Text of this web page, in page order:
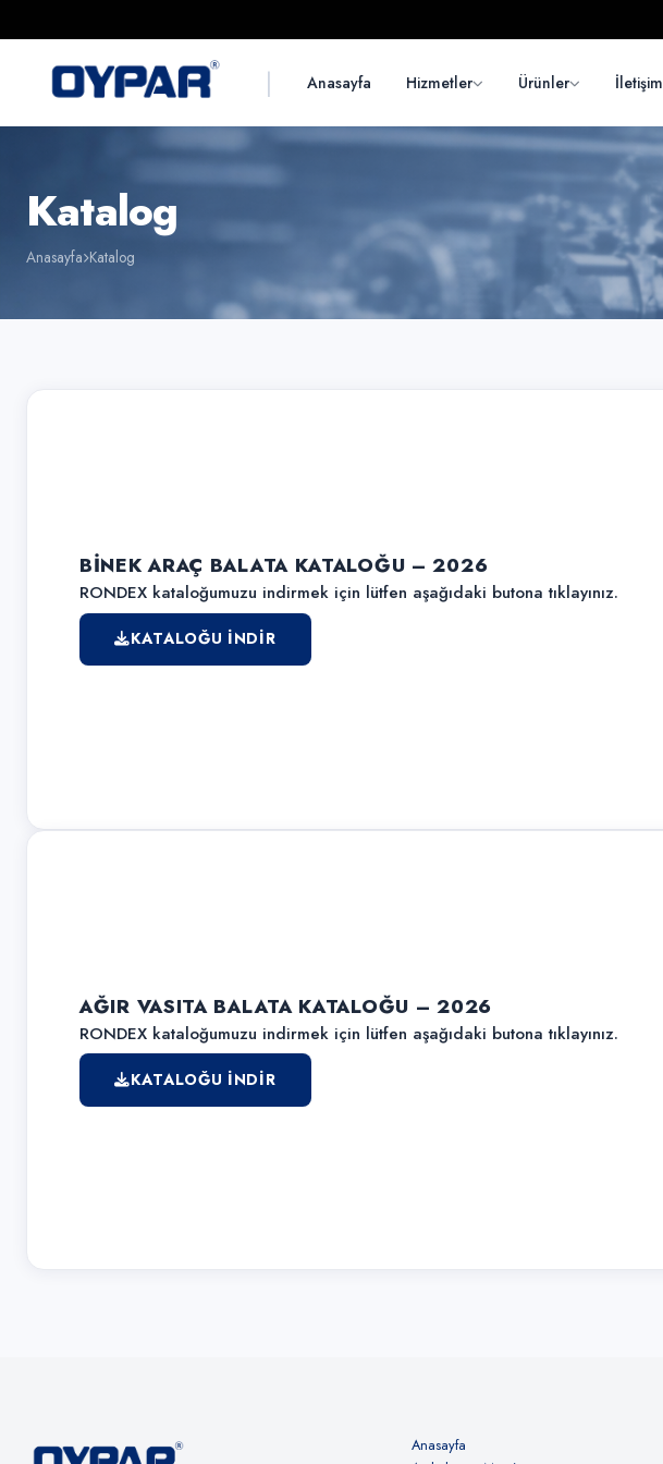
| Anasayfa Hizmetler Ürünler İletişim
Katalog
Anasayfa Katalog
BİNEK ARAÇ BALATA KATALOĞU – 2026
RONDEX kataloğumuzu indirmek için lütfen aşağıdaki butona tıklayınız.
KATALOĞU İNDIR
AĞIR VASITA BALATA KATALOĞU – 2026
RONDEX kataloğumuzu indirmek için lütfen aşağıdaki butona tıklayınız.
KATALOĞU İNDIR
Anasayfa